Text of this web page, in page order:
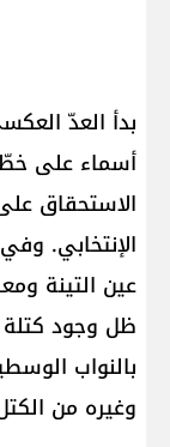
أسماء على خطّ
الاستحقاق
الإنتخابي.
عين التينة
ظل وجود كتلة
بالنواب
وغيره من